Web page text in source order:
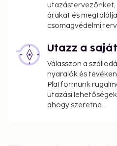
utazástervezőnket,
árakat és
csomagvédelmi
Utazz a
Válasszon a
nyaralók és
Platformunk
utazási
ahogy szeretne.